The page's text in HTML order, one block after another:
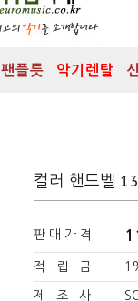
팬플릇 악기렌탈
컬러 핸드벨
판 매 가 격
적 립 금
제 조 사